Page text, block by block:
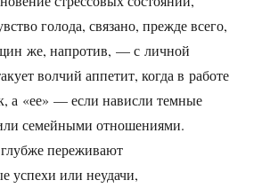
голода, связано, прежде всего,
же, напротив, — с личной
волчий аппетит, когда в работе
а «ее» — если нависли темные
семейными отношениями.
переживают
успехи или неудачи,